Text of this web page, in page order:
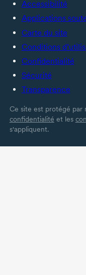
Accessibilité
Applications
Carte du site
Conditions
Confidentialité
Sécurité
Transparence
Ce site est protégé par
confidentialité et les
s'appliquent.